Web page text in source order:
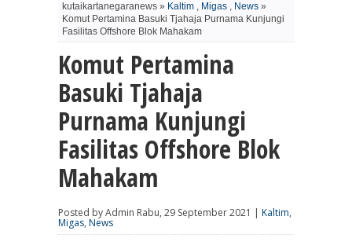
kutaikartanegaranews » Kaltim , Migas , News »
Komut Pertamina Basuki Tjahaja Purnama Kunjungi
Fasilitas Offshore Blok Mahakam
Komut Pertamina
Basuki Tjahaja
Purnama Kunjungi
Fasilitas Offshore Blok
Mahakam
Posted by Admin Rabu, 29 September 2021 | Kaltim,
Migas, News